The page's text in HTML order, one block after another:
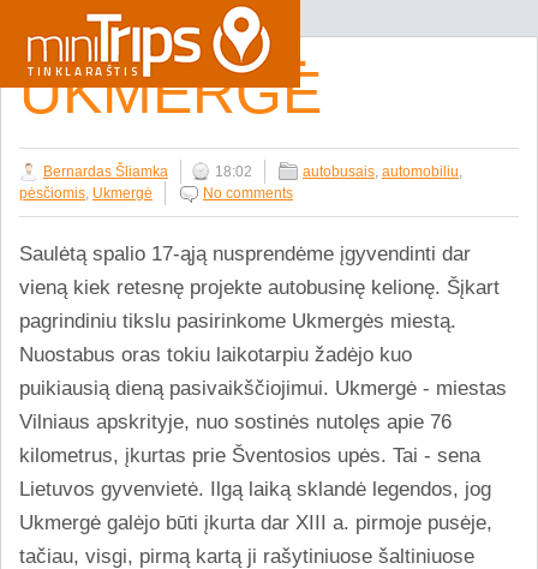
UKMERGĖ
Bernardas Šliamka 18:02 autobusais, automobiliu,
pėsčiomis, Ukmergė No comments
Saulėtą spalio 17-ąją nusprendėme įgyvendinti dar
vieną kiek retesnę projekte autobusinę kelionę. Šįkart
pagrindiniu tikslu pasirinkome Ukmergės miestą.
Nuostabus oras tokiu laikotarpiu žadėjo kuo
puikiausią dieną pasivaikščiojimui. Ukmergė - miestas
Vilniaus apskrityje, nuo sostinės nutolęs apie 76
kilometrus, įkurtas prie Šventosios upės. Tai - sena
Lietuvos gyvenvietė. Ilgą laiką sklandė legendos, jog
Ukmergė galėjo būti įkurta dar XIII a. pirmoje pusėje,
tačiau, visgi, pirmą kartą ji rašytiniuose šaltiniuose